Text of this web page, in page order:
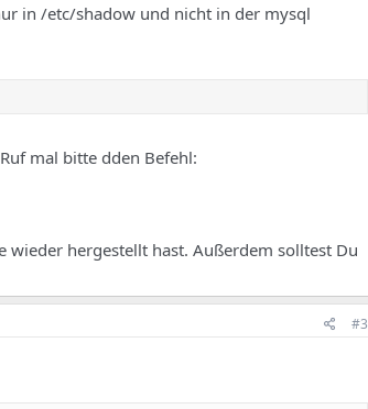
in /etc/shadow und nicht in der mysql
mal bitte dden Befehl:
wieder hergestellt hast. Außerdem solltest Du
#3